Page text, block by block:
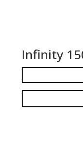
Infinity